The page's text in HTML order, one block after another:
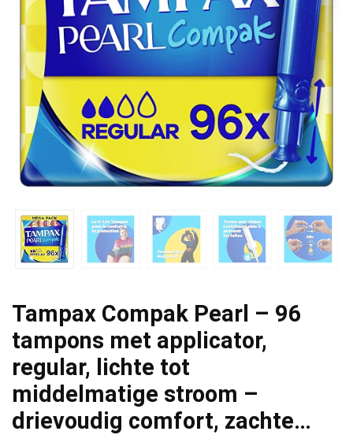
Tampax Compak Pearl – 96
tampons met applicator,
regular, lichte tot
middelmatige stroom –
drievoudig comfort, zachte…